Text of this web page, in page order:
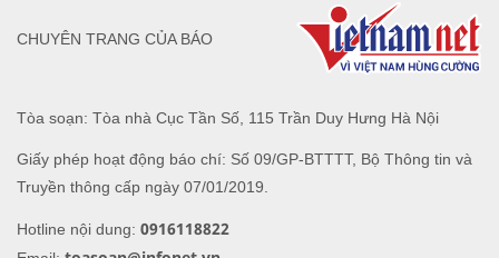
Tòa soạn: Tòa nhà Cục Tần Số, 115 Trần Duy Hưng Hà Nội
Giấy phép hoạt động báo chí: Số 09/GP-BTTTT, Bộ Thông tin và
Truyền thông cấp ngày 07/01/2019.
Hotline nội dung: 0916118822
CHUYÊN TRANG CỦA BÁO